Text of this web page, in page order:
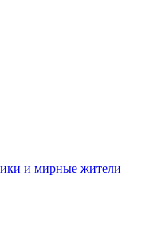
и мирные жители